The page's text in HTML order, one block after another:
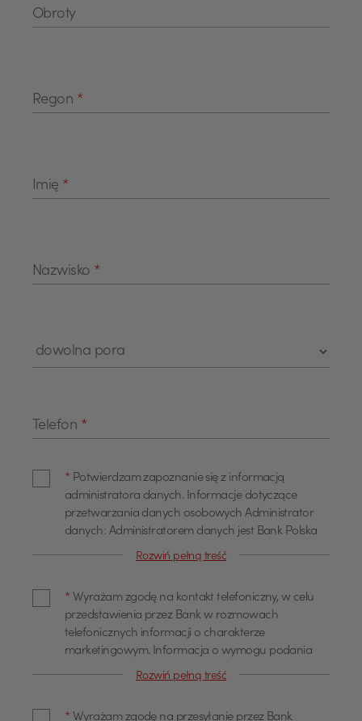
Obroty
Regon *
Imię *
Nazwisko *
Telefon *
* Potwierdzam zapoznanie się z informacją
administratora danych. Informacje dotyczące
przetwarzania danych osobowych Administrator
danych: Administratorem danych jest Bank Polska
Kasa Opieki Spółka Akcyjna z siedzibą w Warszawie,
skontaktować poprzez adres email
info@pekao.com.pl, telefonicznie pod numerem 519
222 222 lub pisemnie: Bank Pekao SA - Centrala, ul.
Żubra 1, 01-066 Warszawa. U administratora
danych osobowych wyznaczony jest Inspektor
poprzez adres email: IOD@pekao.com.pl lub
Rozwiń pełną treść
* Wyrażam zgodę na kontakt telefoniczny, w celu
przedstawienia przez Bank w rozmowach
telefonicznych informacji o charakterze
marketingowym. Informacja o wymogu podania
danych Podanie danych osobowych dla celów
Rozwiń pełną treść
* Wyrażam zgodę na przesyłanie przez Bank